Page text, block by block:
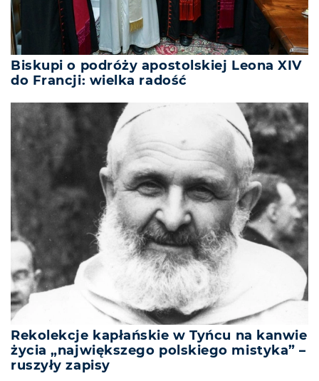
Biskupi o podróży apostolskiej Leona XIV
do Francji: wielka radość
Rekolekcje kapłańskie w Tyńcu na kanwie
życia „największego polskiego mistyka” –
ruszyły zapisy